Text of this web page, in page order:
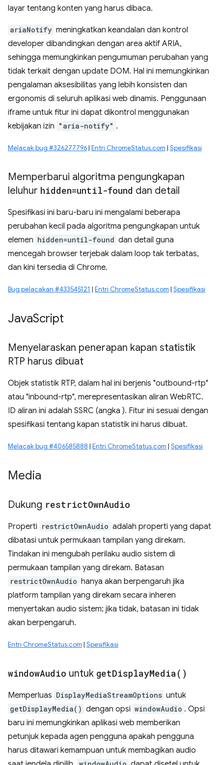
layar tentang konten yang harus dibaca.
ariaNotify meningkatkan keandalan dan kontrol
developer dibandingkan dengan area aktif ARIA,
sehingga memungkinkan pengumuman perubahan yang
tidak terkait dengan update DOM. Hal ini memungkinkan
pengalaman aksesibilitas yang lebih konsisten dan
ergonomis di seluruh aplikasi web dinamis. Penggunaan
iframe untuk fitur ini dapat dikontrol menggunakan
kebijakan izin "aria-notify" .
Melacak bug #326277796| Entri ChromeStatus.com | Spesifikasi
Memperbarui algoritma pengungkapan
leluhur hidden=until-found dan detail
Spesifikasi ini baru-baru ini mengalami beberapa
perubahan kecil pada algoritma pengungkapan untuk
elemen hidden=until-found dan detail guna
mencegah browser terjebak dalam loop tak terbatas,
dan kini tersedia di Chrome.
Bug pelacakan #433545121 | Entri ChromeStatus.com | Spesifikasi
JavaScript
Menyelaraskan penerapan kapan statistik
RTP harus dibuat
Objek statistik RTP, dalam hal ini berjenis "outbound-rtp"
atau "inbound-rtp", merepresentasikan aliran WebRTC.
ID aliran ini adalah SSRC (angka ). Fitur ini sesuai dengan
spesifikasi tentang kapan statistik ini harus dibuat.
Melacak bug #406585888 | Entri ChromeStatus.com | Spesifikasi
Media
Dukung restrictOwnAudio
Properti restrictOwnAudio adalah properti yang dapat
dibatasi untuk permukaan tampilan yang direkam.
Tindakan ini mengubah perilaku audio sistem di
permukaan tampilan yang direkam. Batasan
restrictOwnAudio hanya akan berpengaruh jika
platform tampilan yang direkam secara inheren
menyertakan audio sistem; jika tidak, batasan ini tidak
akan berpengaruh.
Entri ChromeStatus.com | Spesifikasi
windowAudio untuk getDisplayMedia( )
Memperluas DisplayMediaStreamOptions untuk
getDisplayMedia() dengan opsi windowAudio . Opsi
baru ini memungkinkan aplikasi web memberikan
petunjuk kepada agen pengguna apakah pengguna
harus ditawari kemampuan untuk membagikan audio